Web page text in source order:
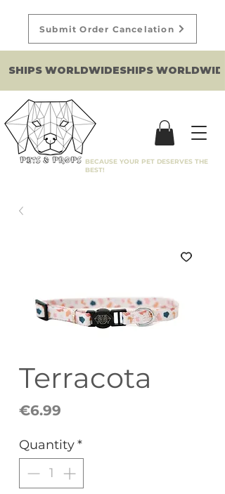
BECAUSE YOUR PET DESERVES THE
BEST!
SHIPS WORLDWIDE
Submit Order Cancelation
Terracota
€6.99
Quantity*